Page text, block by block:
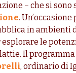
– che si sono
.
in
esplorare le
Il
, ordinario di